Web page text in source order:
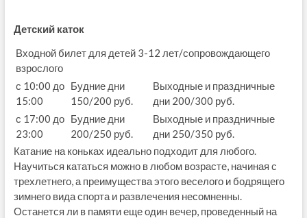
Детский каток
Входной билет для детей 3-12 лет/сопровождающего
взрослого
с 10:00 до
15:00
Будние дни
150/200 руб.
Выходные и праздничные
дни 200/300 руб.
с 17:00 до
23:00
Будние дни
200/250 руб.
Выходные и праздничные
дни 250/350 руб.
Катание на коньках идеально подходит для любого.
Научиться кататься можно в любом возрасте, начиная с
трехлетнего, а преимущества этого веселого и бодрящего
зимнего вида спорта и развлечения несомненны.
Останется ли в памяти еще один вечер, проведенный на